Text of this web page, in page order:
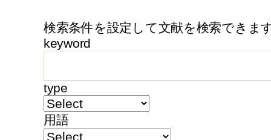
検索条件を設定して文献を検索できま
keyword
type
用語